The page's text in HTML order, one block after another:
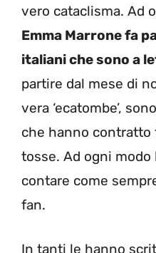
vero cataclisma. Ad
Emma Marrone fa
italiani che sono a
partire dal mese di
vera ‘ecatombe’,
che hanno contratto
tosse. Ad ogni
contare come
fan.
In tanti le hanno